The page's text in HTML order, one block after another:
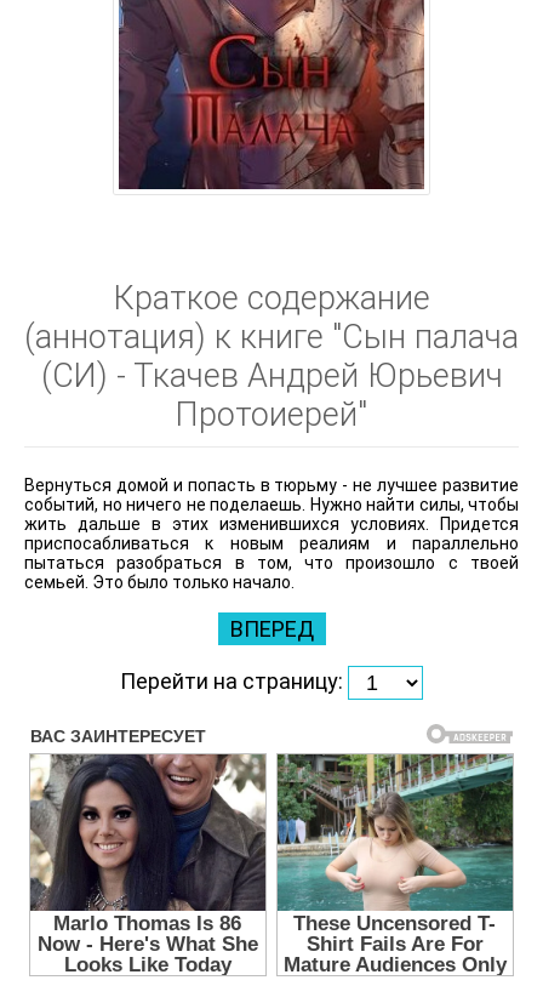
Краткое содержание
(аннотация) к книге "Сын палача
(СИ) - Ткачев Андрей Юрьевич
Протоиерей"
Вернуться домой и попасть в тюрьму - не лучшее развитие
событий, но ничего не поделаешь. Нужно найти силы, чтобы
жить дальше в этих изменившихся условиях. Придется
приспосабливаться к новым реалиям и параллельно
пытаться разобраться в том, что произошло с твоей
семьей. Это было только начало.
ВПЕРЕД
Перейти на страницу: